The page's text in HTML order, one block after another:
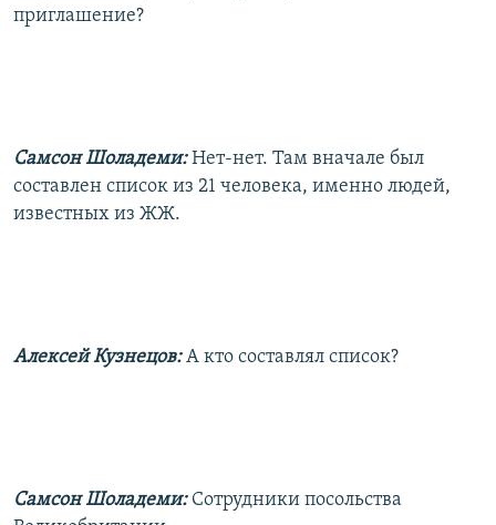
приглашение?
Самсон Шоладеми:Нет-нет. Там вначале был
составлен список из 21 человека, именно людей,
известных из ЖЖ.
Алексей Кузнецов:А кто составлял список?
Самсон Шоладеми: Сотрудники посольства